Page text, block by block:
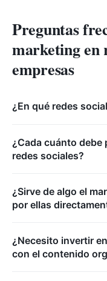
Preguntas
marketing en
empresas
¿En qué redes
¿Cada cuánto debe
redes sociales?
¿Sirve de algo el
por ellas
¿Necesito invertir
con el contenido